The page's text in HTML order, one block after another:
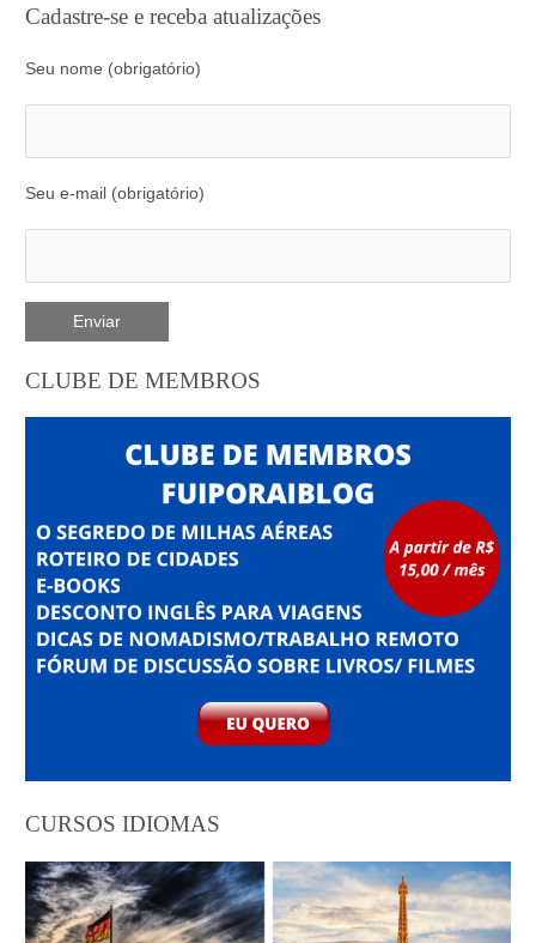
Cadastre-se e receba atualizações
Seu nome (obrigatório)
Seu e-mail (obrigatório)
CLUBE DE MEMBROS
CURSOS IDIOMAS